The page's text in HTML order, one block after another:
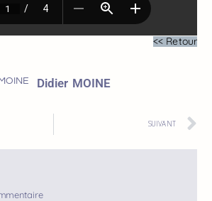
<< Retour
Didier MOINE
SUIVANT